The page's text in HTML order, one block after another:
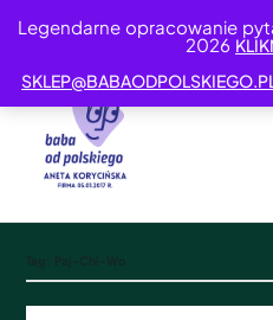
Legendarne opracowanie
2026